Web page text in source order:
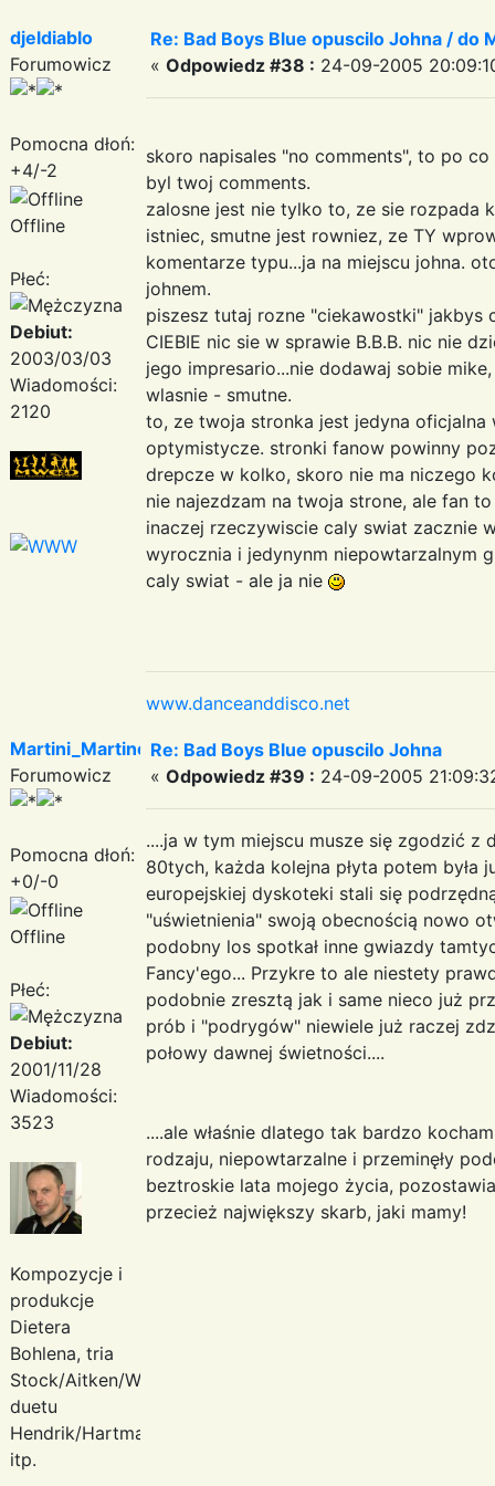
djeldiablo
Forumowicz
Pomocna dłoń:
+4/-2
Offline
Płeć:
Debiut:
2003/03/03
Wiadomości:
2120
Re: Bad Boys Blue opuscilo Johna / do
« Odpowiedz #38 : 24-09-2005
skoro napisales "no comments", to po
byl twoj comments.
zalosne jest nie tylko to, ze sie rozpada
istniec, smutne jest rowniez, ze TY
komentarze typu...ja na miejscu johna.
johnem.
piszesz tutaj rozne "ciekawostki" jakbys
CIEBIE nic sie w sprawie B.B.B. nic nie
jego impresario...nie dodawaj sobie
wlasnie - smutne.
to, ze twoja stronka jest jedyna
optymistycze. stronki fanow powinny
drepcze w kolko, skoro nie ma niczego
nie najezdzam na twoja strone, ale fan
inaczej rzeczywiscie caly swiat zacznie
wyrocznia i jedynynm niepowtarzalnym
caly swiat - ale ja nie
www.danceanddisco.net
Martini_Martinez
Forumowicz
Pomocna dłoń:
+0/-0
Offline
Płeć:
Debiut:
2001/11/28
Wiadomości:
3523
Kompozycje i
produkcje
Dietera
Bohlena, tria
Stock/Aitken/Waterman,
duetu
Hendrik/Hartmann
itp.
Re: Bad Boys Blue opuscilo Johna
« Odpowiedz #39 : 24-09-2005
....ja w tym miejscu musze się zgodzić z
80tych, każda kolejna płyta potem była
europejskiej dyskoteki stali się
"uświetnienia" swoją obecnością nowo
podobny los spotkał inne gwiazdy
Fancy'ego... Przykre to ale niestety
podobnie zresztą jak i same nieco już
prób i "podrygów" niewiele już raczej
połowy dawnej świetności....
....ale właśnie dlatego tak bardzo
rodzaju, niepowtarzalne i przeminęły
beztroskie lata mojego życia,
przecież największy skarb, jaki mamy!